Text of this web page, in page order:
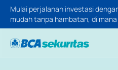
Mulai perjalanan investasi
mudah tanpa hambatan, di